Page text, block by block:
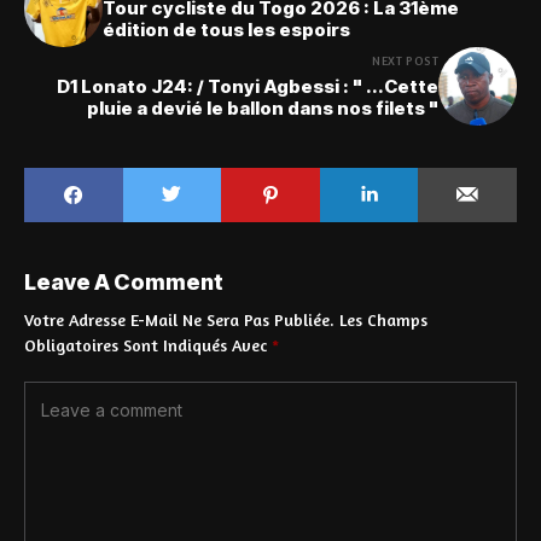
Tour cycliste du Togo 2026 : La 31ème
édition de tous les espoirs
NEXT POST
D1 Lonato J24: / Tonyi Agbessi : " ...Cette
pluie a devié le ballon dans nos filets "
Leave A Comment
Votre Adresse E-Mail Ne Sera Pas Publiée. Les Champs
Obligatoires Sont Indiqués Avec *